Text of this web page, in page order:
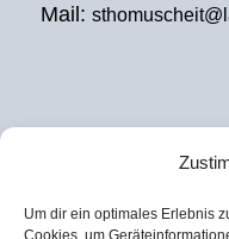
Um dir ein optimales Erlebnis
Cookies, um
Mail:
EXTERNES
Julian David